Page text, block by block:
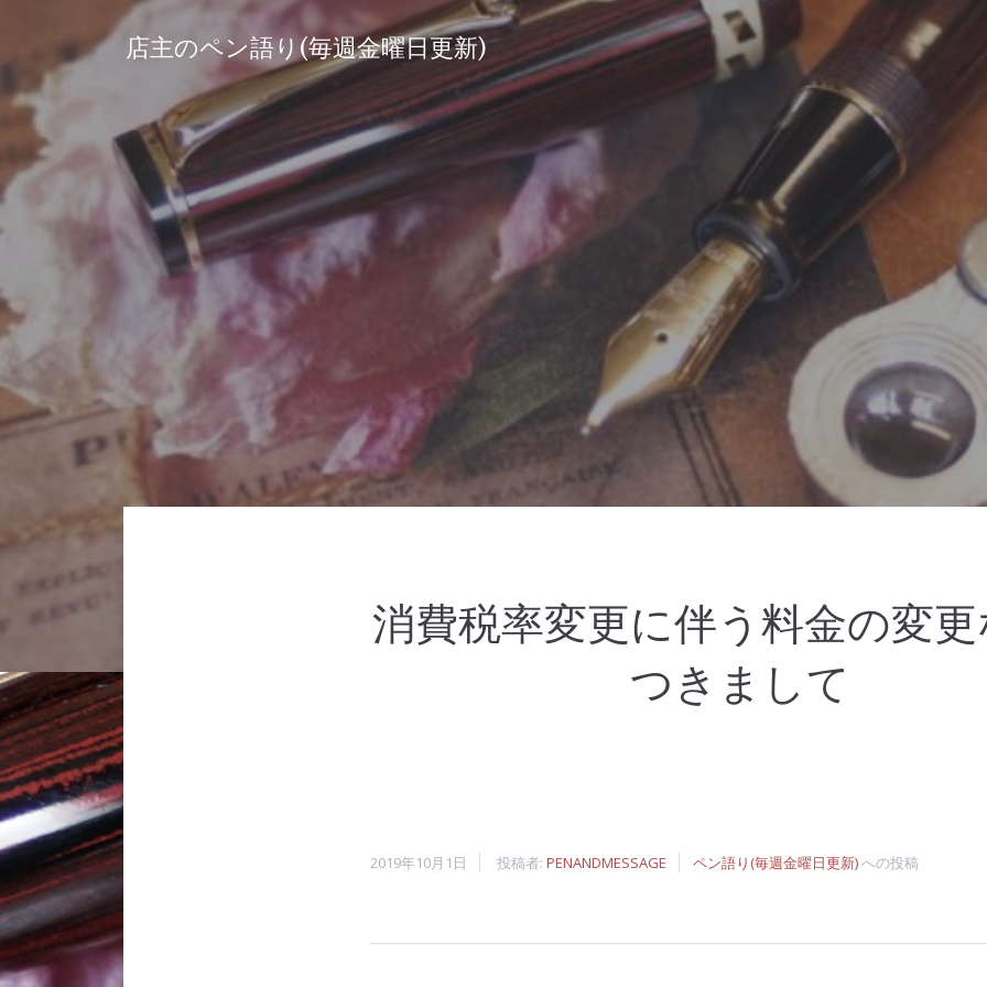
ン
へ
ス
キ
プ
店主のペン語り(毎週金曜日更新)
消費税率変更に伴う料金の変
つきまして
2019年10月1日 投稿者: PENANDMESSAGE ペン語り(毎週金曜日更新)への投稿